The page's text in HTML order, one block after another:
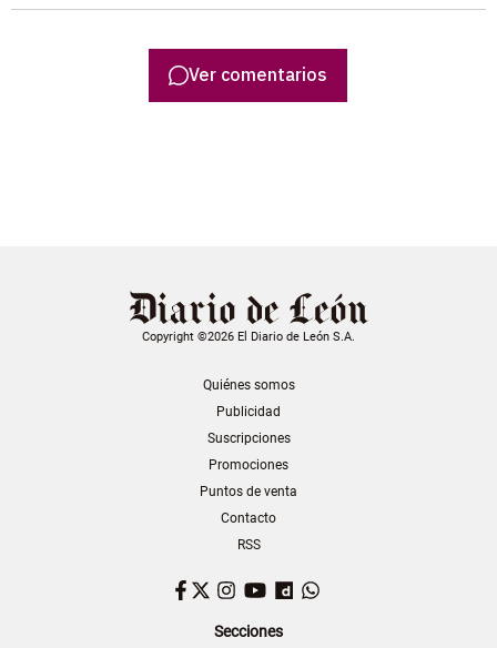
Ver comentarios
Copyright ©2026 El Diario de León S.A.
Quiénes somos
Publicidad
Suscripciones
Promociones
Puntos de venta
Contacto
RSS
Facebook
TwitterInstagram
YouTubeDailymotion
Secciones